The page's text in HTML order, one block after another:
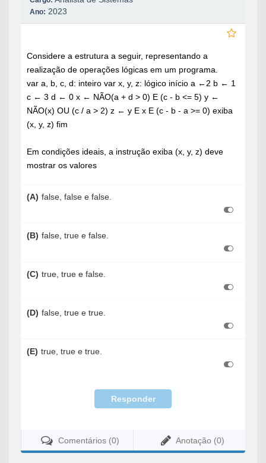
Ano: 2023
Considere a estrutura a seguir, representando a
realização de operações lógicas em um programa.
var a, b, c, d: inteiro var x, y, z: lógico início a ←2 b ← 1
c ← 3 d ← 0 x ← NÃO(a + d > 0) E (c - b <= 5) y ←
NÃO(x) OU (c / a > 2) z ← y E x E (c - b - a >= 0) exiba
(x, y, z) fim
Em condições ideais, a instrução exiba (x, y, z) deve
mostrar os valores
(A) false, false e false.
(B) false, true e false.
(C) true, true e false.
(D) false, true e true.
(E) true, true e true.
Responder
Comentários (0) Anotação (0)